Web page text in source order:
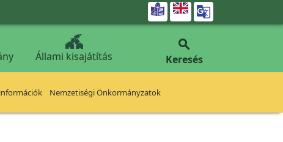

Állami kisajátítás

Keresés
Nemzetiségi Önkormányzatok